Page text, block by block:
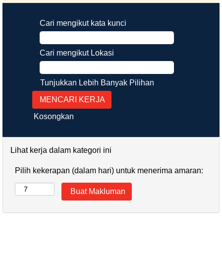
Cari mengikut kata kunci
Cari mengikut Lokasi
Tunjukkan Lebih Banyak Pilihan
Kosongkan
Lihat kerja dalam kategori ini
Pilih kekerapan (dalam hari) untuk menerima amaran: